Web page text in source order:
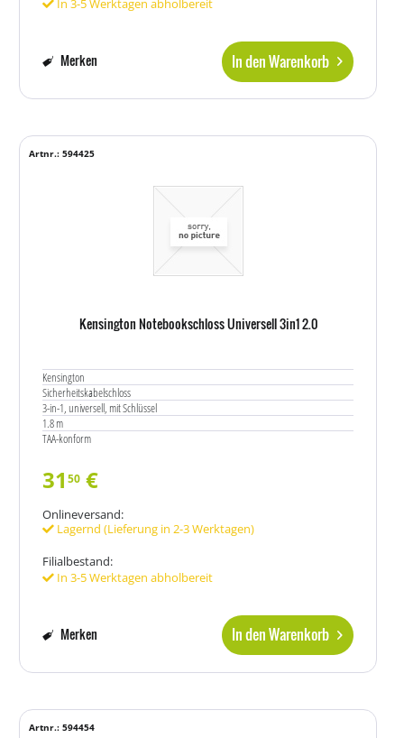
In 3-5 Werktagen abholbereit
In den Warenkorb
Merken
Kensington Notebookschloss Universell 3in1 2.0
Kensington
Sicherheitskabelschloss
3-in-1, universell, mit Schlüssel
1.8 m
TAA-konform
Artnr.: 594425
3150 €
Onlineversand:
Lagernd (Lieferung in 2-3 Werktagen)
Filialbestand:
In 3-5 Werktagen abholbereit
In den Warenkorb
Merken
Artnr.: 594454